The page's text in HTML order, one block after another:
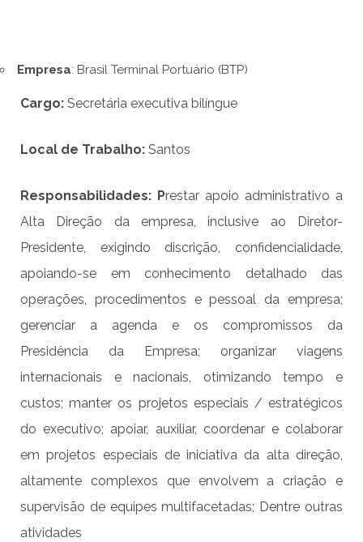
Empresa: Brasil Terminal Portuário (BTP)
Cargo: Secretária executiva bilíngue
Local de Trabalho: Santos
Responsabilidades: Prestar apoio administrativo a
Alta Direção da empresa, inclusive ao Diretor-
Presidente, exigindo discrição, confidencialidade,
apoiando-se em conhecimento detalhado das
operações, procedimentos e pessoal da empresa;
gerenciar a agenda e os compromissos da
Presidência da Empresa; organizar viagens
internacionais e nacionais, otimizando tempo e
custos; manter os projetos especiais / estratégicos
do executivo; apoiar, auxiliar, coordenar e colaborar
em projetos especiais de iniciativa da alta direção,
altamente complexos que envolvem a criação e
supervisão de equipes multifacetadas; Dentre outras
atividades